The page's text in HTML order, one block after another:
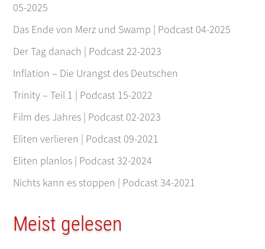
05-2025
Das Ende von Merz und Swamp | Podcast 04-2025
Der Tag danach | Podcast 22-2023
Inflation – Die Urangst des Deutschen
Trinity – Teil 1 | Podcast 15-2022
Film des Jahres | Podcast 02-2023
Eliten verlieren | Podcast 09-2021
Eliten planlos | Podcast 32-2024
Nichts kann es stoppen | Podcast 34-2021
Meist gelesen